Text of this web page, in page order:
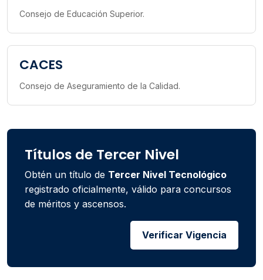
Consejo de Educación Superior.
CACES
Consejo de Aseguramiento de la Calidad.
Títulos de Tercer Nivel
Obtén un título de Tercer Nivel Tecnológico
registrado oficialmente, válido para concursos
de méritos y ascensos.
Verificar Vigencia